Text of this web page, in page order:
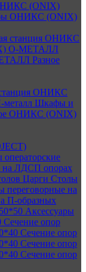
(ONIX)
ОНИКС (ONIX)
станция ОНИКС
O-МЕТАЛЛ
Разное
ОНИКС
Шкафы и
ОНИКС (ONIX)
операторские
на ЛДСП опорах
Царги Столы
переговорные на
П-образных
Аксессуары
Сечение опор
Сечение опор
Сечение опор
Сечение опор